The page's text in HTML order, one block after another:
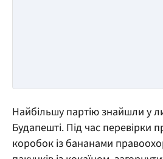
Найбільшу партію знайшли у
Будапешті. Під час перевірки
коробок із бананами